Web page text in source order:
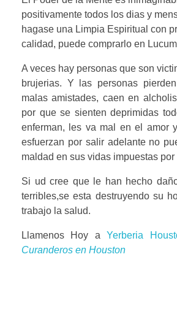
positivamente todos los dias y
hagase una Limpia Espiritual con
calidad, puede comprarlo en
A veces hay personas que son
brujerias. Y las personas
malas amistades, caen en
por que se sienten deprimidas
enferman, les va mal en el amor
esfuerzan por salir adelante no
maldad en sus vidas impuestas por
Si ud cree que le han hecho
terribles,se esta destruyendo su
trabajo la salud.
Llamenos Hoy aYerberia
Curanderos en Houston